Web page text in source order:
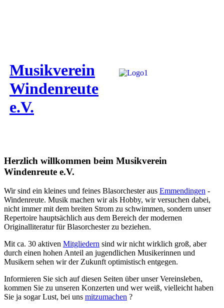
Musikverein
Windenreute
e.V.
Herzlich willkommen beim Musikverein
Windenreute e.V.
Wir sind ein kleines und feines Blasorchester aus Emmendingen -
Windenreute. Musik machen wir als Hobby, wir versuchen dabei,
nicht immer mit dem breiten Strom zu schwimmen, sondern unser
Repertoire hauptsächlich aus dem Bereich der modernen
Originalliteratur für Blasorchester zu beziehen.
Mit ca. 30 aktiven Mitgliedern sind wir nicht wirklich groß, aber
durch einen hohen Anteil an jugendlichen Musikerinnen und
Musikern sehen wir der Zukunft optimistisch entgegen.
Informieren Sie sich auf diesen Seiten über unser Vereinsleben,
kommen Sie zu unseren Konzerten und wer weiß, vielleicht haben
Sie ja sogar Lust, bei uns mitzumachen ?